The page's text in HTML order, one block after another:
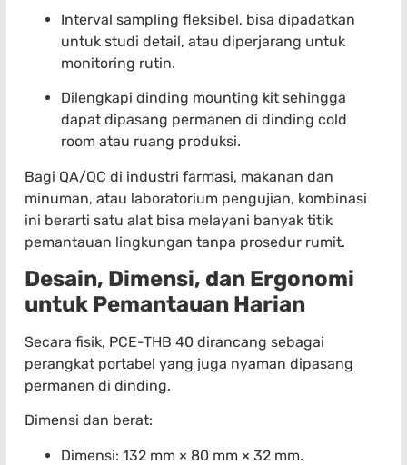
Interval sampling fleksibel, bisa dipadatkan
untuk studi detail, atau diperjarang untuk
monitoring rutin.
Dilengkapi dinding mounting kit sehingga
dapat dipasang permanen di dinding cold
room atau ruang produksi.
Bagi QA/QC di industri farmasi, makanan dan
minuman, atau laboratorium pengujian, kombinasi
ini berarti satu alat bisa melayani banyak titik
pemantauan lingkungan tanpa prosedur rumit.
Desain, Dimensi, dan Ergonomi
untuk Pemantauan Harian
Secara fisik, PCE-THB 40 dirancang sebagai
perangkat portabel yang juga nyaman dipasang
permanen di dinding.
Dimensi dan berat:
Dimensi: 132 mm × 80 mm × 32 mm.